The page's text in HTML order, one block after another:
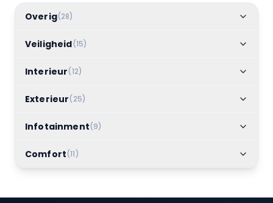
Overig(28)
Veiligheid(15)
Interieur(12)
Exterieur(25)
Infotainment(9)
Comfort(11)